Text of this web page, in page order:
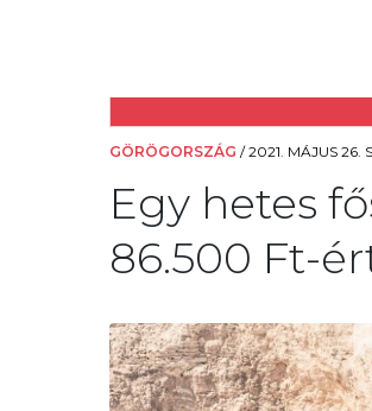
GÖRÖGORSZÁG /2021. MÁJUS 26.
Egy hetes
86.500 Ft-